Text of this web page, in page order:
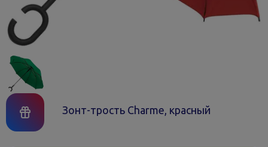
Зонт-трость Charme, красный